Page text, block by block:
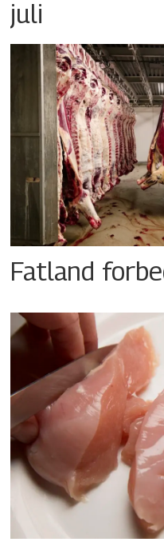
juli
Fatland